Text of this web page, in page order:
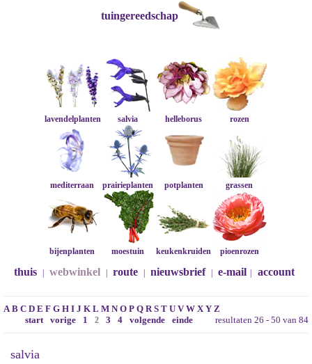
tuingereedschap
lavendelplanten salvia helleborus rozen
mediterraan prairieplanten potplanten grassen
bijenplanten moestuin keukenkruiden pioenrozen
thuis webwinkel route nieuwsbrief e-mail account
A B C D E F G H I J K L M N O P Q R S T U V W X Y Z
resultaten 26 - 50 van 84
start vorige 1 2 3 4 volgende einde
salvia